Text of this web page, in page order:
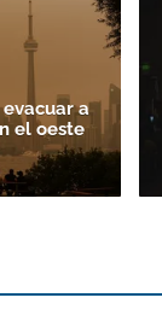
a
el oeste